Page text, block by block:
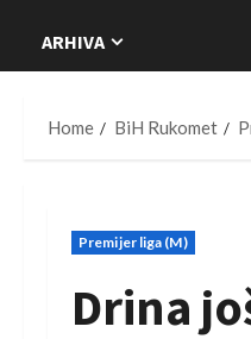
ARHIVA
Home BiH Rukomet
Premijer liga (M)
Drina